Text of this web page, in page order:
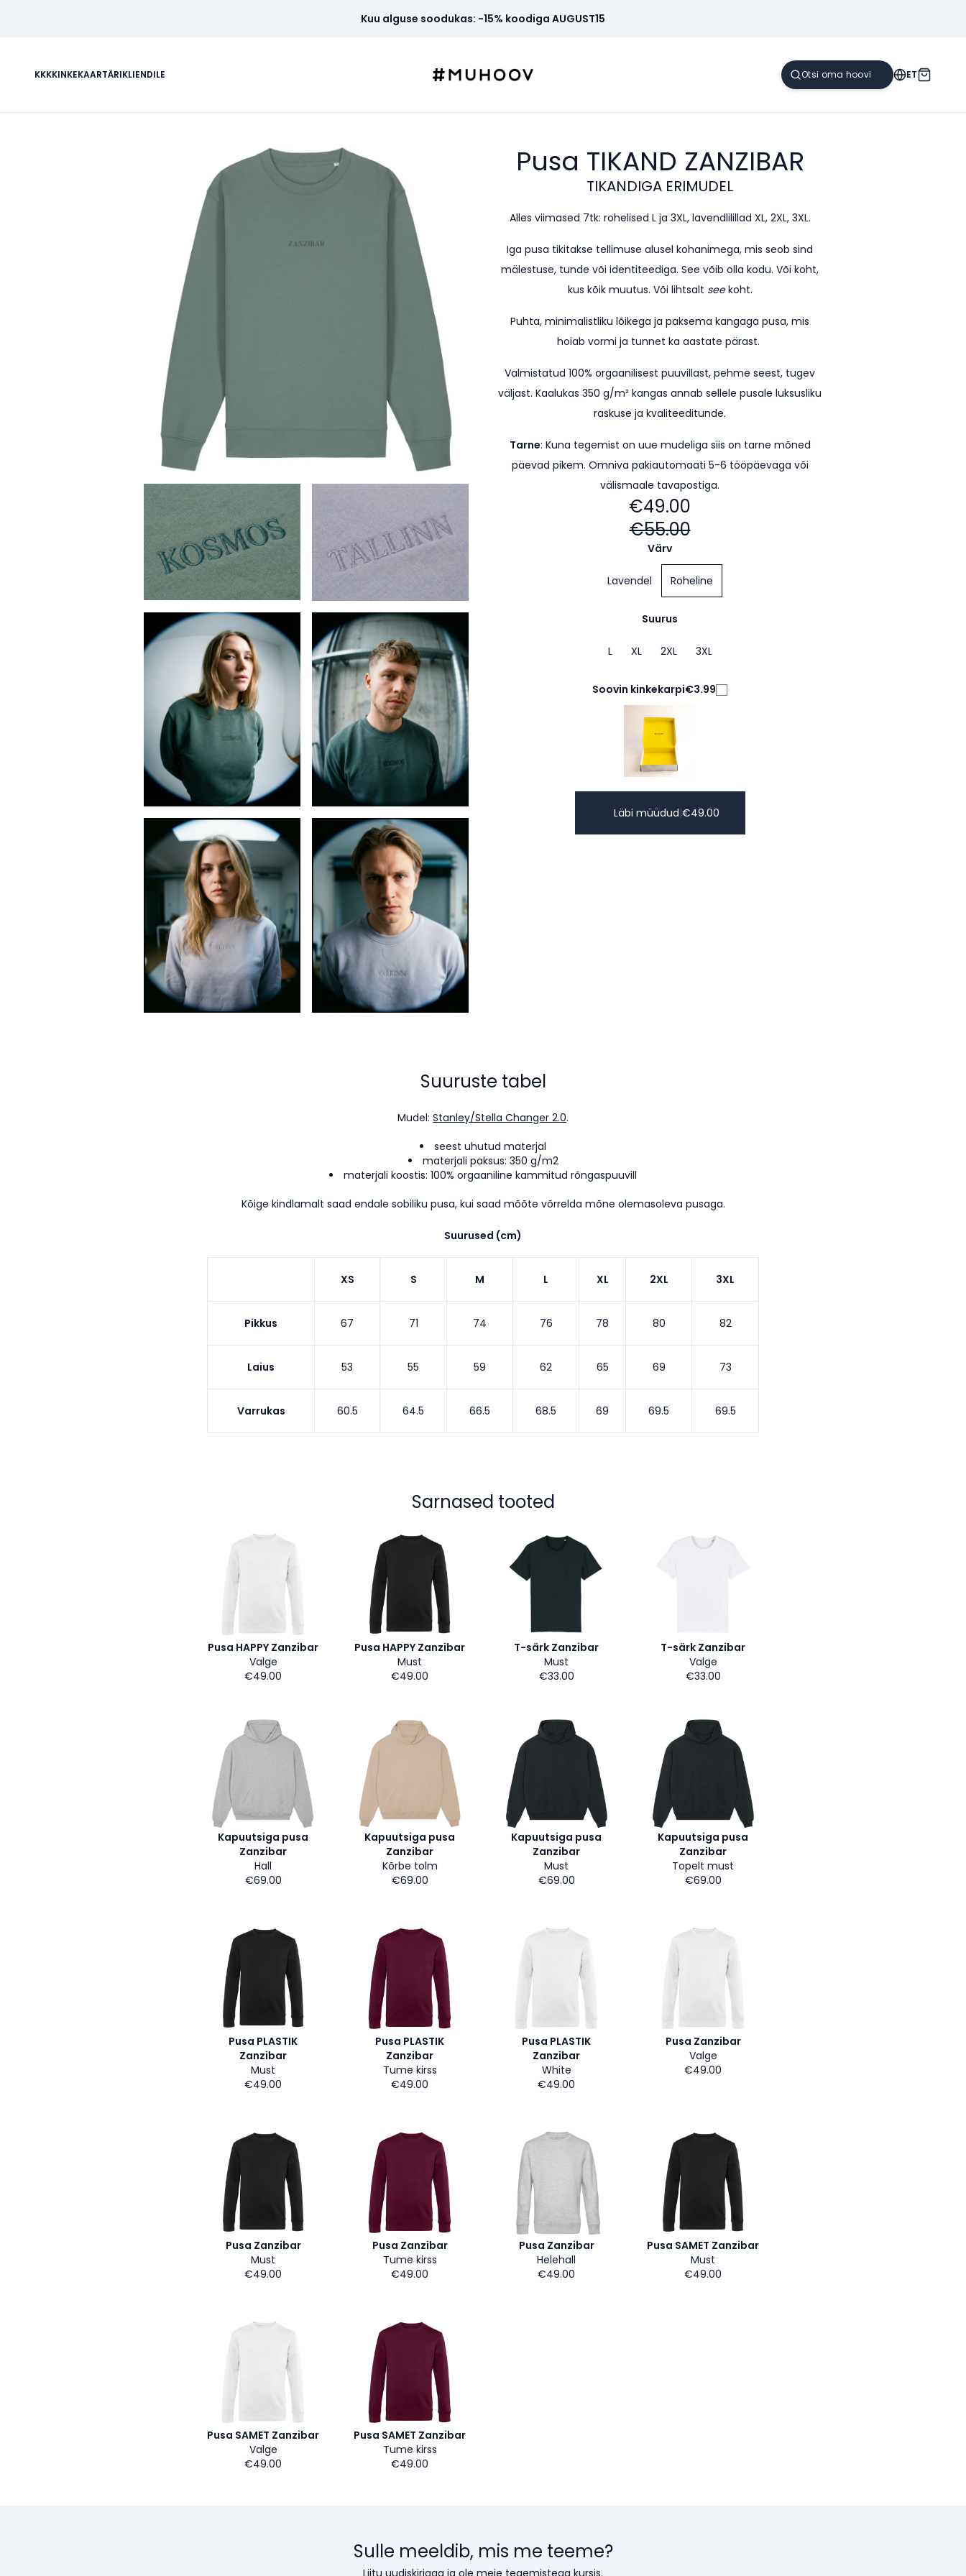
Kuu alguse soodukas: -15% koodiga AUGUST15
KKKKINKEKAARTÄRIKLIENDILE ET
Pusa TIKAND ZANZIBAR
TIKANDIGA ERIMUDEL
Alles viimased 7tk: rohelised L ja 3XL, lavendlilillad XL, 2XL, 3XL.
Iga pusa tikitakse tellimuse alusel kohanimega, mis seob sind
mälestuse, tunde või identiteediga. See võib olla kodu. Või koht,
kus kõik muutus. Või lihtsalt seekoht.
Puhta, minimalistliku lõikega ja paksema kangaga pusa, mis
hoiab vormi ja tunnet ka aastate pärast.
Valmistatud 100% orgaanilisest puuvillast, pehme seest, tugev
väljast. Kaalukas 350 g/m² kangas annab sellele pusale luksusliku
raskuse ja kvaliteeditunde.
Tarne: Kuna tegemist on uue mudeliga siis on tarne mõned
päevad pikem. Omniva pakiautomaati 5-6 tööpäevaga või
välismaale tavapostiga.
€49.00
€55.00
Värv
Lavendel Roheline
Suurus
L XL 2XL 3XL
Soovin kinkekarpi€3.99
Läbi müüdud|€49.00
Suuruste tabel
Mudel: Stanley/Stella Changer 2.0.
seest uhutud materjal
materjali paksus: 350 g/m2
materjali koostis: 100% orgaaniline kammitud rõngaspuuvill
Kõige kindlamalt saad endale sobiliku pusa, kui saad mõõte võrrelda mõne olemasoleva pusaga.
Suurused (cm)
XS S M L XL 2XL 3XL
Pikkus 67 71 74 76 78 80 82
Laius 53 55 59 62 65 69 73
Varrukas 60.5 64.5 66.5 68.5 69 69.5 69.5
Sarnased tooted
Pusa HAPPY Zanzibar
Valge
€49.00
Pusa HAPPY Zanzibar
Must
€49.00
T-särk Zanzibar
Must
€33.00
T-särk Zanzibar
Valge
€33.00
Kapuutsiga pusa
Zanzibar
Hall
€69.00
Kapuutsiga pusa
Zanzibar
Kõrbe tolm
€69.00
Kapuutsiga pusa
Zanzibar
Must
€69.00
Kapuutsiga pusa
Zanzibar
Topelt must
€69.00
Pusa PLASTIK
Zanzibar
Must
€49.00
Pusa PLASTIK
Zanzibar
Tume kirss
€49.00
Pusa PLASTIK
Zanzibar
White
€49.00
Pusa Zanzibar
Valge
€49.00
Pusa Zanzibar
Must
€49.00
Pusa Zanzibar
Tume kirss
€49.00
Pusa Zanzibar
Helehall
€49.00
Pusa SAMET Zanzibar
Must
€49.00
Pusa SAMET Zanzibar
Valge
€49.00
Pusa SAMET Zanzibar
Tume kirss
€49.00
Sulle meeldib, mis me teeme?
Liitu uudiskirjaga ja ole meie tegemistega kursis.